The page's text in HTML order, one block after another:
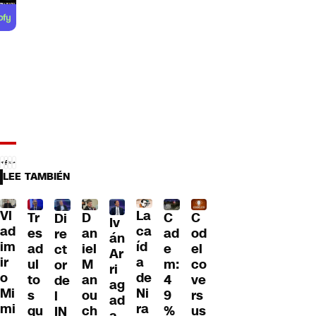
LEE TAMBIÉN
Vl
ad
im
ir
o
Mi
mi
Tr
es
ad
ul
to
s
qu
Di
re
ct
or
de
l
IN
D
an
iel
M
an
ou
ch
Iv
án
Ar
ri
ag
ad
La
ca
íd
a
de
Ni
ra
C
ad
e
m:
4
9
%
C
od
el
co
ve
rs
us